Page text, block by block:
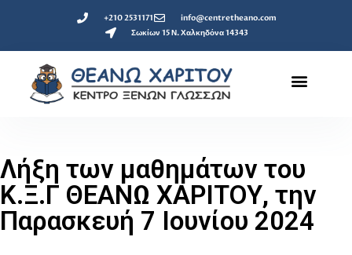
+210 2531171
info@centretheano.com
Σωκίων 15 Ν. Χαλκηδόνα 14343
Λήξη των μαθημάτων του
Κ.Ξ.Γ ΘΕΑΝΩ ΧΑΡΙΤΟΥ, την
Παρασκευή 7 Ιουνίου 2024